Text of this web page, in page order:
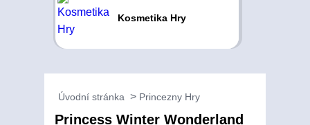
Kosmetika Hry
Úvodní stránka Princezny Hry
Princess Winter Wonderland